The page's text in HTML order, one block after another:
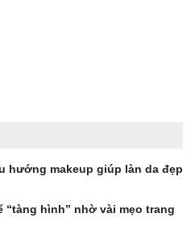
hướng makeup giúp làn da đẹp
hình” nhờ vài mẹo trang